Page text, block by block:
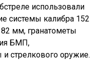
использовали
системы калибра 152
мм, гранатометы
БМП,
стрелкового оружие.